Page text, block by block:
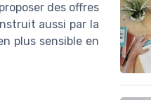
des offres
aussi par la
plus sensible en